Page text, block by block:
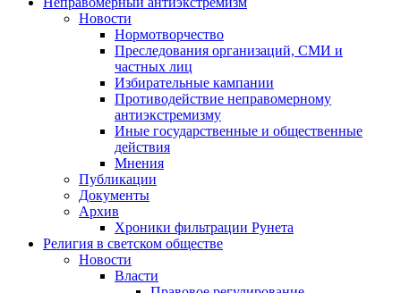
Новости
Нормотворчество
Преследования организаций, СМИ и
частных лиц
Избирательные кампании
Противодействие неправомерному
антиэкстремизму
Иные государственные и общественные
действия
Мнения
Публикации
Документы
Архив
Хроники фильтрации Рунета
Религия в светском обществе
Новости
Власти